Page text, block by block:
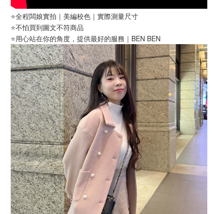
⭐️全程闆娘實拍｜美編校色｜實際測量尺寸
⭐️不怕買到圖文不符商品
⭐️用心站在你的角度，提供最好的服務｜BEN BEN